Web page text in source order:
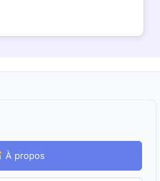
À propos